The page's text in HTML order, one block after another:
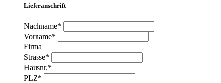
Lieferanschrift
Nachname*
Vorname*
Firma
Strasse*
Hausnr.*
PLZ*